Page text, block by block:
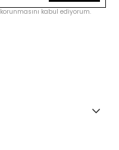
korunmasını kabul ediyorum.